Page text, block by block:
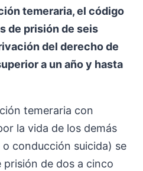
temeraria, el código
de prisión de seis
del derecho de
a un año y hasta
temeraria con
la vida de los demás
conducción suicida) se
prisión de dos a cinco